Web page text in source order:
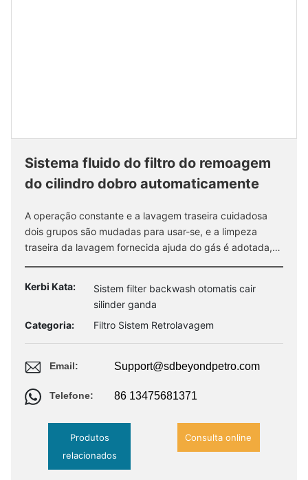
Sistema fluido do filtro do remoagem
do cilindro dobro automaticamente
A operação constante e a lavagem traseira cuidadosa
dois grupos são mudadas para usar-se, e a limpeza
traseira da lavagem fornecida ajuda do gás é adotada,
Kerbi Kata:
Sistem filter backwash otomatis cair
silinder ganda
Categoria:
Filtro Sistem Retrolavagem
Email: Support@sdbeyondpetro.com
Telefone: 86 13475681371
Produtos
relacionados
Consulta online